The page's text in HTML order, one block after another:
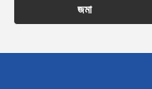
জমা